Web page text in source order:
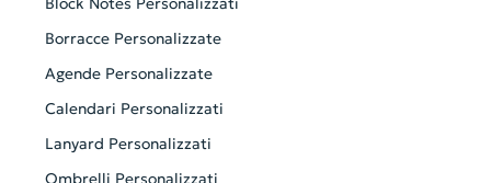
Block Notes Personalizzati
Borracce Personalizzate
Agende Personalizzate
Calendari Personalizzati
Lanyard Personalizzati